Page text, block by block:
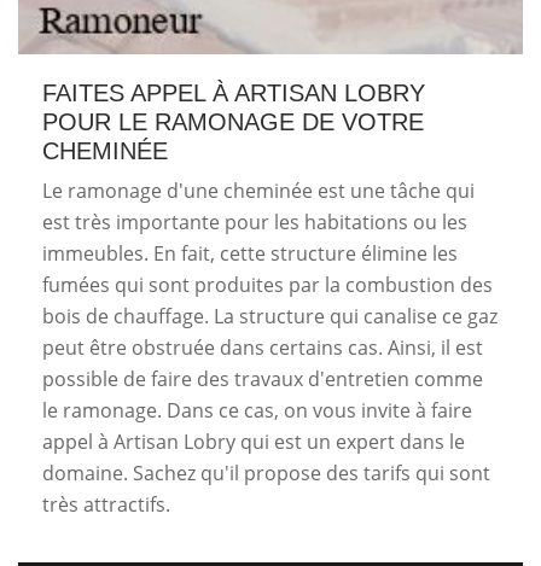
FAITES APPEL À ARTISAN LOBRY
POUR LE RAMONAGE DE VOTRE
CHEMINÉE
Le ramonage d'une cheminée est une tâche qui
est très importante pour les habitations ou les
immeubles. En fait, cette structure élimine les
fumées qui sont produites par la combustion des
bois de chauffage. La structure qui canalise ce gaz
peut être obstruée dans certains cas. Ainsi, il est
possible de faire des travaux d'entretien comme
le ramonage. Dans ce cas, on vous invite à faire
appel à Artisan Lobry qui est un expert dans le
domaine. Sachez qu'il propose des tarifs qui sont
très attractifs.